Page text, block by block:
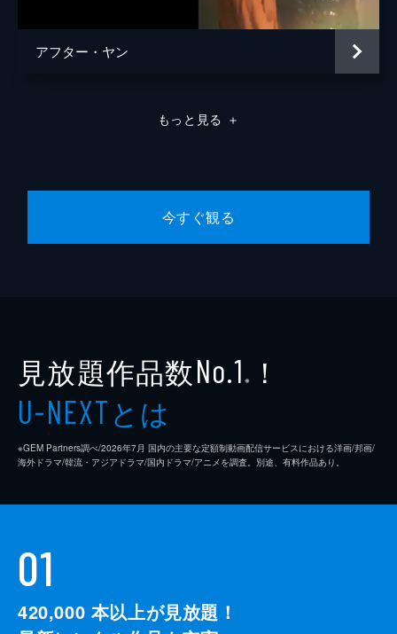
アフター・ヤン
もっと見る ＋
今すぐ観る
見放題作品数No.1 ※ ！
U-NEXTとは
※GEM Partners調べ/2026年7⽉ 国内の主要な定額制動画配信サービスにおける洋画/邦画/
海外ドラマ/韓流・アジアドラマ/国内ドラマ/アニメを調査。別途、有料作品あり。
01
420,000 本以上が見放題！